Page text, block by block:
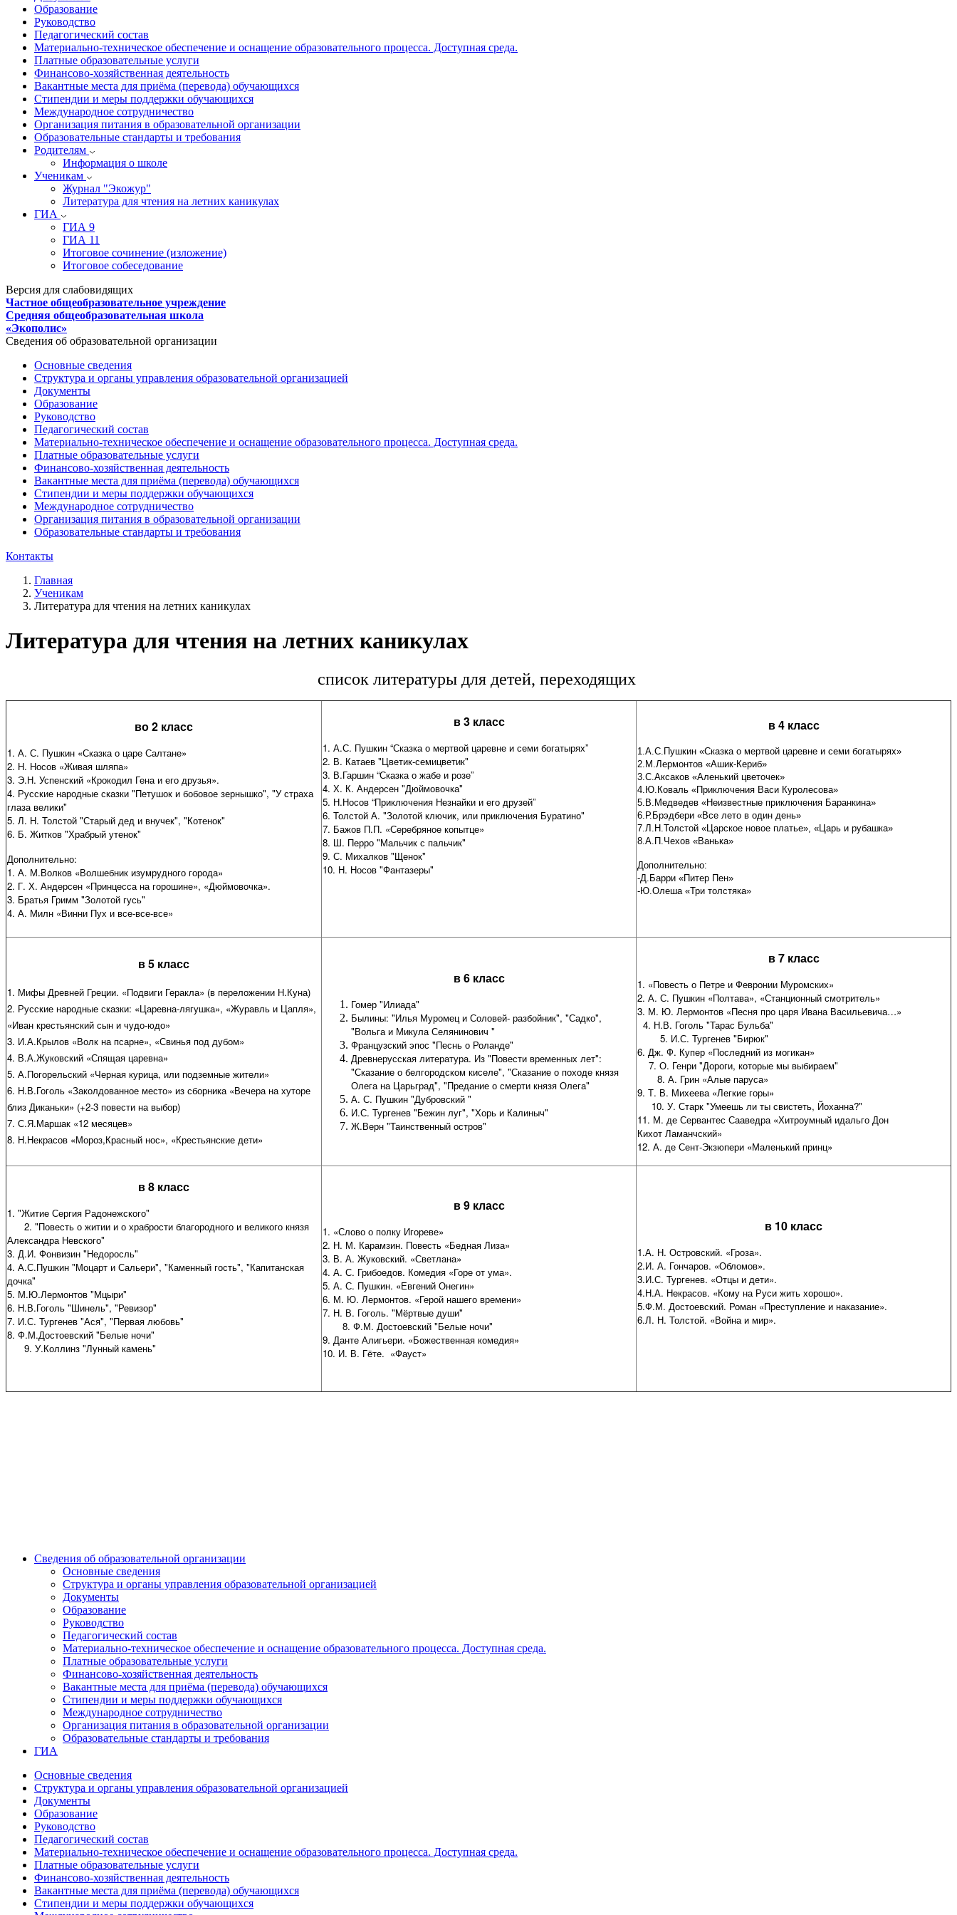
Образование
Руководство
Педагогический состав
Материально-техническое обеспечение и оснащение образовательного процесса. Доступная среда.
Платные образовательные услуги
Финансово-хозяйственная деятельность
Вакантные места для приёма (перевода) обучающихся
Стипендии и меры поддержки обучающихся
Международное сотрудничество
Организация питания в образовательной организации
Образовательные стандарты и требования
Родителям
Информация о школе
Ученикам
Журнал "Экожур"
Литература для чтения на летних каникулах
ГИА
ГИА 9
ГИА 11
Итоговое сочинение (изложение)
Итоговое собеседование
Версия для слабовидящих
Частное общеобразовательное учреждение
Средняя общеобразовательная школа
«Экополис»
Сведения об образовательной организации
Основные сведения
Структура и органы управления образовательной организацией
Документы
Образование
Руководство
Педагогический состав
Материально-техническое обеспечение и оснащение образовательного процесса. Доступная среда.
Платные образовательные услуги
Финансово-хозяйственная деятельность
Вакантные места для приёма (перевода) обучающихся
Стипендии и меры поддержки обучающихся
Международное сотрудничество
Организация питания в образовательной организации
Образовательные стандарты и требования
Контакты
Главная
Ученикам
Литература для чтения на летних каникулах
Литература для чтения на летних каникулах
список литературы для детей, переходящих
во 2 класс
1. А. С. Пушкин «Сказка о царе Салтане»
2. Н. Носов «Живая шляпа»
3. Э.Н. Успенский «Крокодил Гена и его друзья».
4. Русские народные сказки "Петушок и бобовое зернышко", "У страха
глаза велики"
5. Л. Н. Толстой "Старый дед и внучек", "Котенок"
6. Б. Житков "Храбрый утенок"
Дополнительно:
1. А. М.Волков «Волшебник изумрудного города»
2. Г. Х. Андерсен «Принцесса на горошине», «Дюймовочка».
3. Братья Гримм "Золотой гусь"
4. А. Милн «Винни Пух и все-все-все»
в 3 класс
1. А.С. Пушкин “Сказка о мертвой царевне и семи богатырях”
2. В. Катаев "Цветик-семицветик"
3. В.Гаршин “Сказка о жабе и розе”
4. Х. К. Андерсен "Дюймовочка"
5. Н.Носов “Приключения Незнайки и его друзей”
6. Толстой А. "Золотой ключик, или приключения Буратино"
7. Бажов П.П. «Серебряное копытце»
8. Ш. Перро "Мальчик с пальчик"
9. С. Михалков "Щенок"
10. Н. Носов "Фантазеры"
в 4 класс
1.А.С.Пушкин «Сказка о мертвой царевне и семи богатырях»
2.М.Лермонтов «Ашик-Кериб»
3.С.Аксаков «Аленький цветочек»
4.Ю.Коваль «Приключения Васи Куролесова»
5.В.Медведев «Неизвестные приключения Баранкина»
6.Р.Брэдбери «Все лето в один день»
7.Л.Н.Толстой «Царское новое платье», «Царь и рубашка»
8.А.П.Чехов «Ванька»
Дополнительно:
-Д.Барри «Питер Пен»
-Ю.Олеша «Три толстяка»
в 5 класс
1. Мифы Древней Греции. «Подвиги Геракла» (в переложении Н.Куна)
2. Русские народные сказки: «Царевна-лягушка», «Журавль и Цапля»,
«Иван крестьянский сын и чудо-юдо»
3. И.А.Крылов «Волк на псарне», «Свинья под дубом»
4. В.А.Жуковский «Спящая царевна»
5. А.Погорельский «Черная курица, или подземные жители»
6. Н.В.Гоголь «Заколдованное место» из сборника «Вечера на хуторе
близ Диканьки» (+2-3 повести на выбор)
7. С.Я.Маршак «12 месяцев»
8. Н.Некрасов «Мороз,Красный нос», «Крестьянские дети»
в 6 класс
Гомер "Илиада"
Былины: "Илья Муромец и Соловей- разбойник", "Садко",
"Вольга и Микула Селянинович "
Французский эпос "Песнь о Роланде"
Древнерусская литература. Из "Повести временных лет":
"Сказание о белгородском киселе", "Сказание о походе князя
Олега на Царьград", "Предание о смерти князя Олега"
А. С. Пушкин "Дубровский "
И.С. Тургенев "Бежин луг", "Хорь и Калиныч"
Ж.Верн "Таинственный остров"
в 7 класс
1. «Повесть о Петре и Февронии Муромских»
2. А. С. Пушкин «Полтава», «Станционный смотритель»
3. М. Ю. Лермонтов «Песня про царя Ивана Васильевича…»
4. Н.В. Гоголь "Тарас Бульба"
5. И.С. Тургенев "Бирюк"
6. Дж. Ф. Купер «Последний из могикан»
7. О. Генри "Дороги, которые мы выбираем"
8. А. Грин «Алые паруса»
9. Т. В. Михеева «Легкие горы»
10. У. Старк "Умеешь ли ты свистеть, Йоханна?"
11. М. де Сервантес Сааведра «Хитроумный идальго Дон
Кихот Ламанчский»
12. А. де Сент-Экзюпери «Маленький принц»
в 8 класс
1. "Житие Сергия Радонежского"
2. "Повесть о житии и о храбрости благородного и великого князя
Александра Невского"
3. Д.И. Фонвизин "Недоросль"
4. А.С.Пушкин "Моцарт и Сальери", "Каменный гость", "Капитанская
дочка"
5. М.Ю.Лермонтов "Мцыри"
6. Н.В.Гоголь "Шинель", "Ревизор"
7. И.С. Тургенев "Ася", "Первая любовь"
8. Ф.М.Достоевский "Белые ночи"
9. У.Коллинз "Лунный камень"
в 9 класс
1. «Слово о полку Игореве»
2. Н. М. Карамзин. Повесть «Бедная Лиза»
3. В. А. Жуковский. «Светлана»
4. А. С. Грибоедов. Комедия «Горе от ума».
5. А. С. Пушкин. «Евгений Онегин»
6. М. Ю. Лермонтов. «Герой нашего времени»
7. Н. В. Гоголь. "Мёртвые души"
8. Ф.М. Достоевский "Белые ночи"
9. Данте Алигьери. «Божественная комедия»
10. И. В. Гёте. «Фауст»
в 10 класс
1.А. Н. Островский. «Гроза».
2.И. А. Гончаров. «Обломов».
3.И.С. Тургенев. «Отцы и дети».
4.Н.А. Некрасов. «Кому на Руси жить хорошо».
5.Ф.М. Достоевский. Роман «Преступление и наказание».
6.Л. Н. Толстой. «Война и мир».
Сведения об образовательной организации
Основные сведения
Структура и органы управления образовательной организацией
Документы
Образование
Руководство
Педагогический состав
Материально-техническое обеспечение и оснащение образовательного процесса. Доступная среда.
Платные образовательные услуги
Финансово-хозяйственная деятельность
Вакантные места для приёма (перевода) обучающихся
Стипендии и меры поддержки обучающихся
Международное сотрудничество
Организация питания в образовательной организации
Образовательные стандарты и требования
ГИА
Основные сведения
Структура и органы управления образовательной организацией
Документы
Образование
Руководство
Педагогический состав
Материально-техническое обеспечение и оснащение образовательного процесса. Доступная среда.
Платные образовательные услуги
Финансово-хозяйственная деятельность
Вакантные места для приёма (перевода) обучающихся
Стипендии и меры поддержки обучающихся